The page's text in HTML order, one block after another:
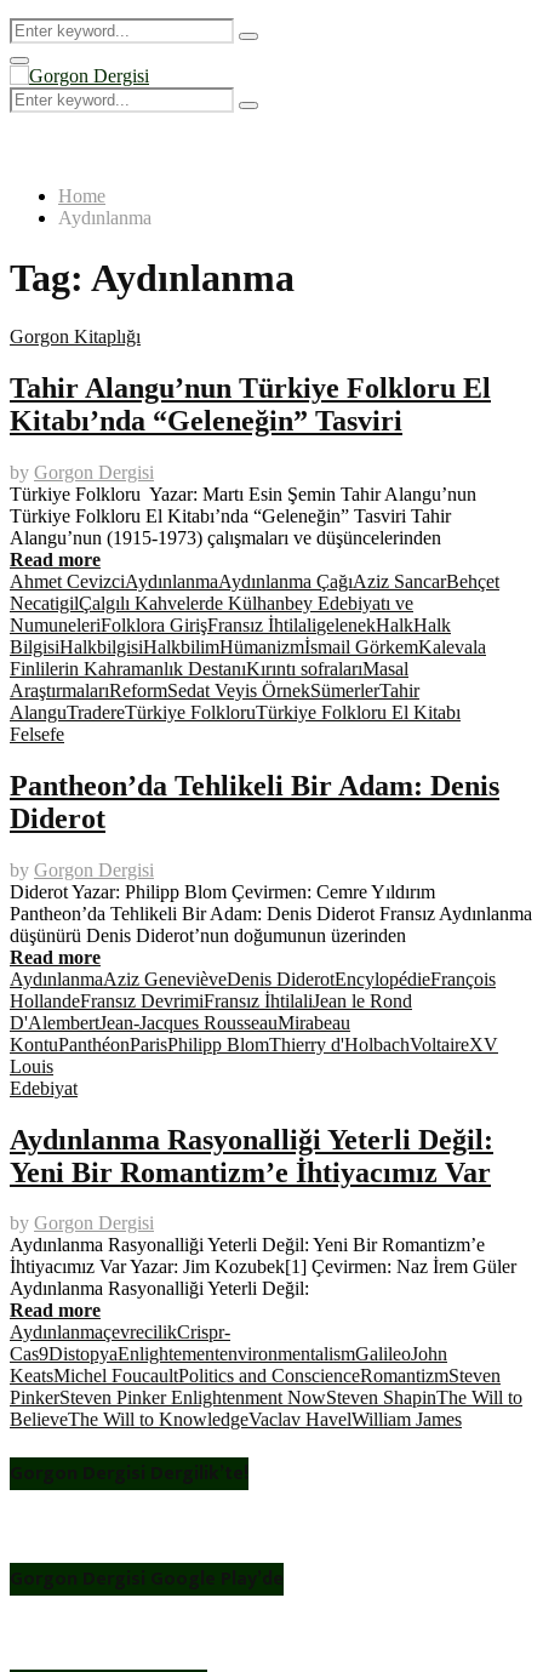
Search
for:
Search
Primary
Menu
Search
for:
Search
Home
Aydınlanma
Tag: Aydınlanma
Gorgon Kitaplığı
Tahir Alangu’nun Türkiye Folkloru El
Kitabı’nda “Geleneğin” Tasviri
by Gorgon Dergisi
Türkiye Folkloru Yazar: Martı Esin Şemin Tahir Alangu’nun
Türkiye Folkloru El Kitabı’nda “Geleneğin” Tasviri Tahir
Alangu’nun (1915-1973) çalışmaları ve düşüncelerinden
Read more
Ahmet CevizciAydınlanmaAydınlanma ÇağıAziz SancarBehçet
NecatigilÇalgılı Kahvelerde Külhanbey Edebiyatı ve
NumuneleriFolklora GirişFransız İhtilaligelenekHalkHalk
BilgisiHalkbilgisiHalkbilimHümanizmİsmail GörkemKalevala
Finlilerin Kahramanlık DestanıKırıntı sofralarıMasal
AraştırmalarıReformSedat Veyis ÖrnekSümerlerTahir
AlanguTradereTürkiye FolkloruTürkiye Folkloru El Kitabı
Felsefe
Pantheon’da Tehlikeli Bir Adam: Denis
Diderot
by Gorgon Dergisi
Diderot Yazar: Philipp Blom Çevirmen: Cemre Yıldırım
Pantheon’da Tehlikeli Bir Adam: Denis Diderot Fransız Aydınlanma
düşünürü Denis Diderot’nun doğumunun üzerinden
Read more
AydınlanmaAziz GenevièveDenis DiderotEncylopédieFrançois
HollandeFransız DevrimiFransız İhtilaliJean le Rond
D'AlembertJean-Jacques RousseauMirabeau
KontuPanthéonParisPhilipp BlomThierry d'HolbachVoltaireXV
Louis
Edebiyat
Aydınlanma Rasyonalliği Yeterli Değil:
Yeni Bir Romantizm’e İhtiyacımız Var
by Gorgon Dergisi
Aydınlanma Rasyonalliği Yeterli Değil: Yeni Bir Romantizm’e
İhtiyacımız Var Yazar: Jim Kozubek[1] Çevirmen: Naz İrem Güler
Aydınlanma Rasyonalliği Yeterli Değil:
Read more
AydınlanmaçevrecilikCrispr-
Cas9DistopyaEnlightementenvironmentalismGalileoJohn
KeatsMichel FoucaultPolitics and ConscienceRomantizmSteven
PinkerSteven Pinker Enlightenment NowSteven ShapinThe Will to
BelieveThe Will to KnowledgeVaclav HavelWilliam James
Gorgon Dergisi Dergilik’te!
Gorgon Dergisi Google Play’de